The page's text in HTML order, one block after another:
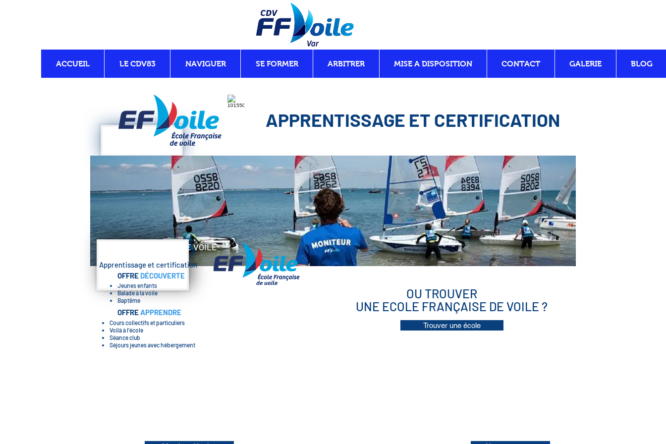
ACCUEIL LE CDV83 NAVIGUER SE FORMER ARBITRER MISE A DISPOSITION CONTACT GALERIE BLOG
APPRENTISSAGE ET CERTIFICATION
Trouver une école
OU TROUVER
UNE ECOLE FRANÇAISE DE VOILE ?
ECOLE FRANCAISE DE VOILE
Apprentissage et certification
OFFRE DÉCOUVERTE
Jeunes enfants
Balade à la voile
Baptême
OFFREAPPRENDRE
Cours collectifs et particuliers
Voilà à l'école
Séance club
Séjours jeunes avechébergement